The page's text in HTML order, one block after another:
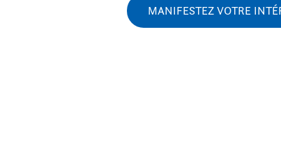
MANIFESTEZ VOTRE